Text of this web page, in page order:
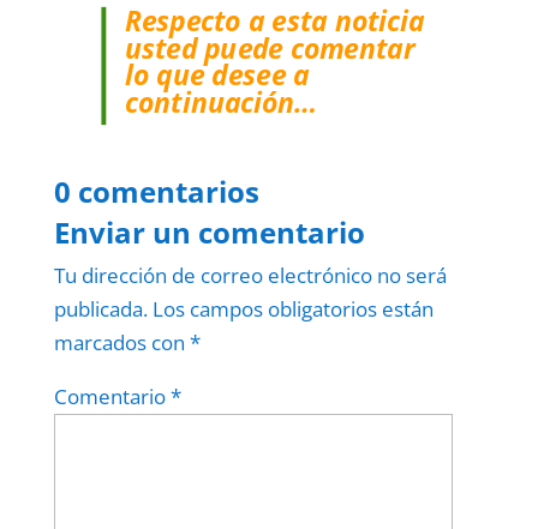
Respecto a esta noticia
usted puede comentar
lo que desee a
continuación…
0 comentarios
Enviar un comentario
Tu dirección de correo electrónico no será
publicada. Los campos obligatorios están
marcados con *
Comentario*